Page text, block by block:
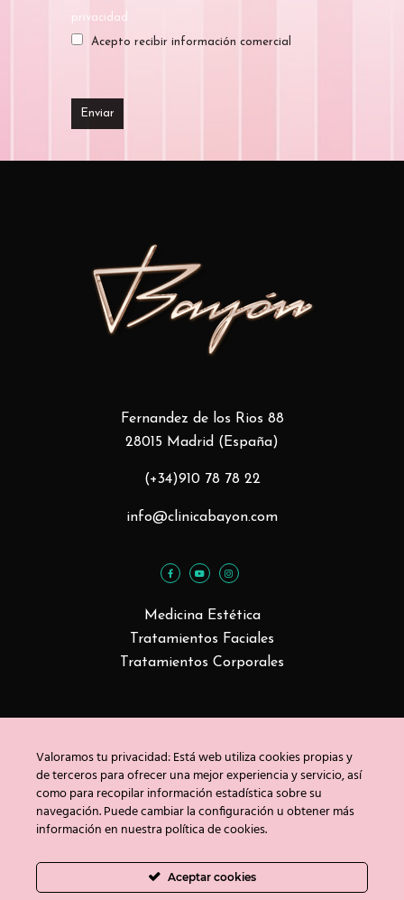
privacidad
Acepto recibir información comercial
Fernandez de los Rios 88
28015 Madrid (España)
(+34)910 78 78 22
info@clinicabayon.com
Medicina Estética
Tratamientos Faciales
Tratamientos Corporales
Contacto
Copyright © Clínica Bayón 2020
Política de privacidad/ Uso de cookies
legal
Valoramos tu privacidad: Está web utiliza cookies propias y
de terceros para ofrecer una mejor experiencia y servicio, así
como para recopilar información estadística sobre su
navegación. Puede cambiar la configuración u obtener más
información en nuestra política de cookies.
Aceptar cookies